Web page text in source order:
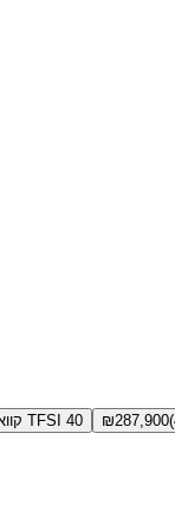
₪287,900 40 TFSI קוואטרו אדוונס טק (דור 4)